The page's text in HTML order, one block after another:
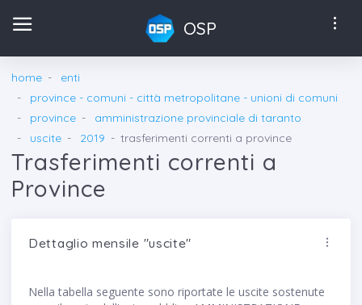
OSP
home
enti
province - comuni - città metropolitane - unioni di comuni
province
amministrazione provinciale di taranto
uscite
2019 trasferimenti correnti a province
Trasferimenti correnti a
Province
Dettaglio mensile "uscite"
Nella tabella seguente sono riportate le uscite sostenute